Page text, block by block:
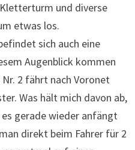
und diverse
etwas los.
sich auch eine
Augenblick kommen
2 fährt nach Voronet
Was hält mich davon ab,
gerade wieder anfängt
direkt beim Fahrer für 2